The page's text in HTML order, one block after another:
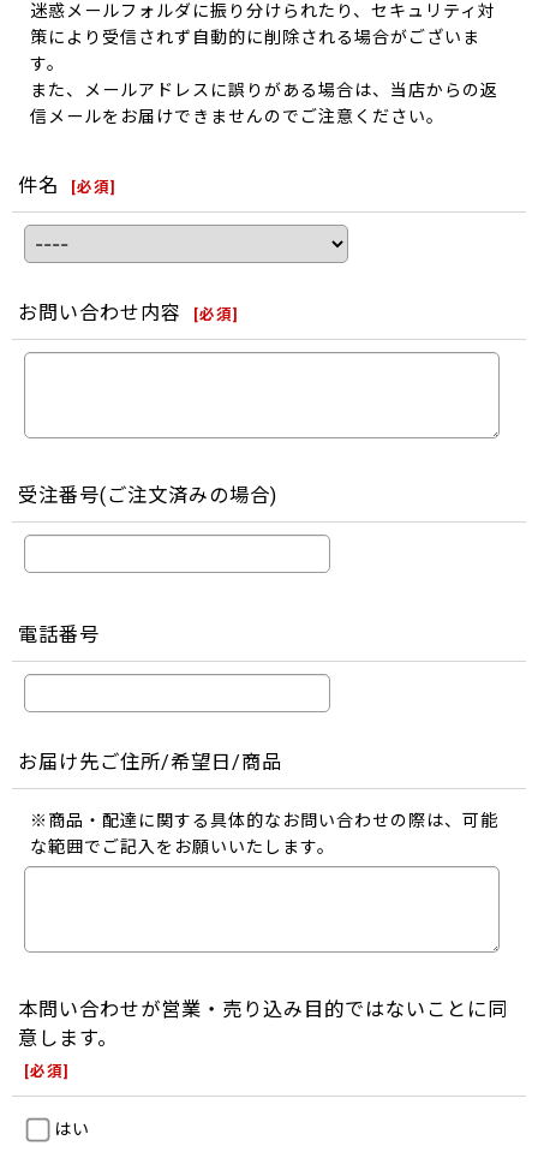
迷惑メールフォルダに振り分けられたり、セキュリティ対
策により受信されず自動的に削除される場合がございま
す。
また、メールアドレスに誤りがある場合は、当店からの返
信メールをお届けできませんのでご注意ください。
件名 [必須]
お問い合わせ内容 [必須]
受注番号(ご注文済みの場合)
電話番号
お届け先ご住所/希望日/商品
※商品・配達に関する具体的なお問い合わせの際は、可能
な範囲でご記入をお願いいたします。
本問い合わせが営業・売り込み目的ではないことに同
意します。
[必須]
はい